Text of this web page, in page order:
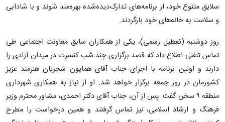
سلایق متنوع خود، از برنامه‌های تدارک‌دیده‌شده بهره‌مند شوند و با شادابی
و سلامت به خانه‌های خود بازگردند.
روز دوشنبه (تعطیل رسمی)، یکی از همکاران سابق معاونت اجتماعی طی
تماس تلفنی اطلاع داد که قصد برگزاری چند شب کنسرت در میدان آزادی را
دارند و اولین برنامه با اجرای جناب آقای همایون شجریان هنرمند عزیز
کشورمان در روز جمعه برگزار خواهد شد. او از نیاز به همکاری شهرداری
منطقه ۹ سخن گفت. پس از آن، جناب آقای دکتر احمدی، مشاور محترم وزیر
فرهنگ و ارشاد اسلامی، نیز تماس گرفتند و همین درخواست را مطرح